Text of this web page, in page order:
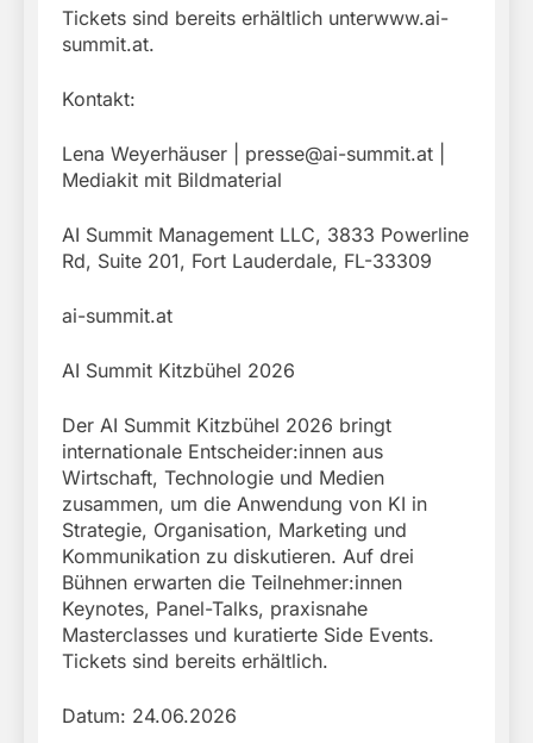
Tickets sind bereits erhältlich unterwww.ai-
summit.at.
Kontakt:
Lena Weyerhäuser | presse@ai-summit.at
Mediakit mit Bildmaterial
AI Summit Management LLC, 3833 Powerline
Rd, Suite 201, Fort Lauderdale, FL-33309
ai-summit.at
AI Summit Kitzbühel 2026
Der AI Summit Kitzbühel 2026 bringt
internationale Entscheider:innen aus
Wirtschaft, Technologie und Medien
zusammen, um die Anwendung von KI in
Strategie, Organisation, Marketing und
Kommunikation zu diskutieren. Auf drei
Bühnen erwarten die Teilnehmer:innen
Keynotes, Panel-Talks, praxisnahe
Masterclasses und kuratierte Side Events.
Tickets sind bereits erhältlich.
Datum: 24.06.2026